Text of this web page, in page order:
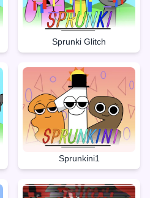
Sprunki Glitch
Sprunkini1